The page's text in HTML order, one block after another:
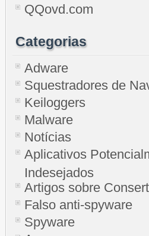
QQovd.com
Categorias
Adware
Squestradores de
Keiloggers
Malware
Notícias
Aplicativos
Indesejados
Artigos sobre
Falso anti-spyware
Spyware